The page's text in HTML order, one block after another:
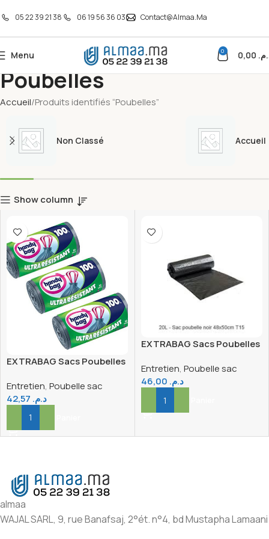
05 22 39 21 38 06 19 56 36 03 Contact@almaa.ma
Menu 0
Poubelles
Accueil Produits identifiés “Poubelles”
Non Classé Accueil
Show column
EXTRABAG Sacs Poubelles
Entretien, Poubelle sac
د.م.
Ajouter Au Panier
EXTRABAG Sacs Poubelles
Entretien, Poubelle sac
د.م.
Ajouter Au Panier
almaa
WAJAL SARL, 9, rue Banafsaj, 2°ét. n°4, bd Mustapha Lamaani